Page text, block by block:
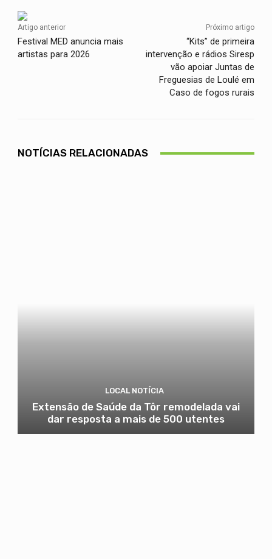
Artigo anterior
Festival MED anuncia mais
artistas para 2026
Próximo artigo
“Kits” de primeira
intervenção e rádios Siresp
vão apoiar Juntas de
Freguesias de Loulé em
Caso de fogos rurais
NOTÍCIAS RELACIONADAS
LOCAL NOTÍCIA
Extensão de Saúde da Tôr remodelada vai
dar resposta a mais de 500 utentes